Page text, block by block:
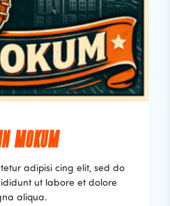
MOKUM
adipisi cing elit, sed do
ut labore et dolore
aliqua.